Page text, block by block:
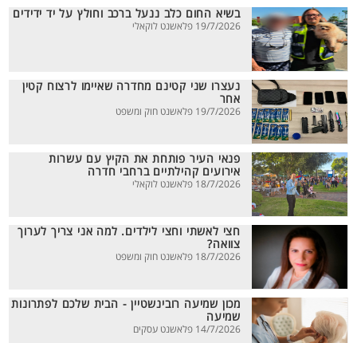
בשיא החום כלב ננעל ברכב וחולץ על יד ידידים
19/7/2026 פלאשנט לוקאלי
נעצרו שני קטינם מחדרה שאיימו לרצוח קטין
אחר
19/7/2026 פלאשנט חוק ומשפט
פנאי העיר פותחת את הקיץ עם עשרות
אירועים קהילתיים ברחבי חדרה
18/7/2026 פלאשנט לוקאלי
חצי לאשתי וחצי לילדים. למה אני צריך לערוך
צוואה?
18/7/2026 פלאשנט חוק ומשפט
מכון שמיעה רובינשטיין - הבית שלכם לפתרונות
שמיעה
14/7/2026 פלאשנט עסקים